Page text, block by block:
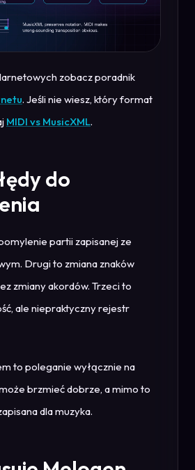
zobacz poradnik
. Jeśli nie wiesz, który format
MIDI vs MusicXML.
do
partii zapisanej ze
Drugi to zmiana znaków
zmiany akordów. Trzeci to
ale niepraktyczny rejestr
to poleganie wyłącznie na
brzmieć dobrze, a mimo to
dla muzyka.